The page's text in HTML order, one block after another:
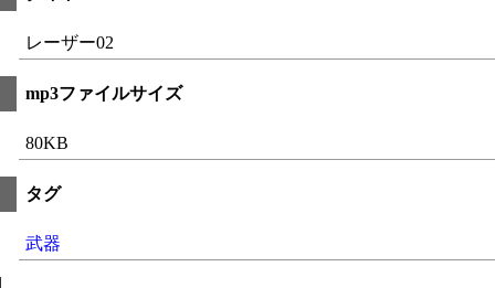
レーザー02
mp3ファイルサイズ
80KB
タグ
武器